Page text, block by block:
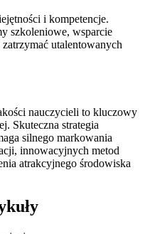
i kompetencje.
szkoleniowe, wsparcie
utalentowanych
nauczycieli to kluczowy
Skuteczna strategia
silnego markowania
innowacyjnych metod
atrakcyjnego środowiska